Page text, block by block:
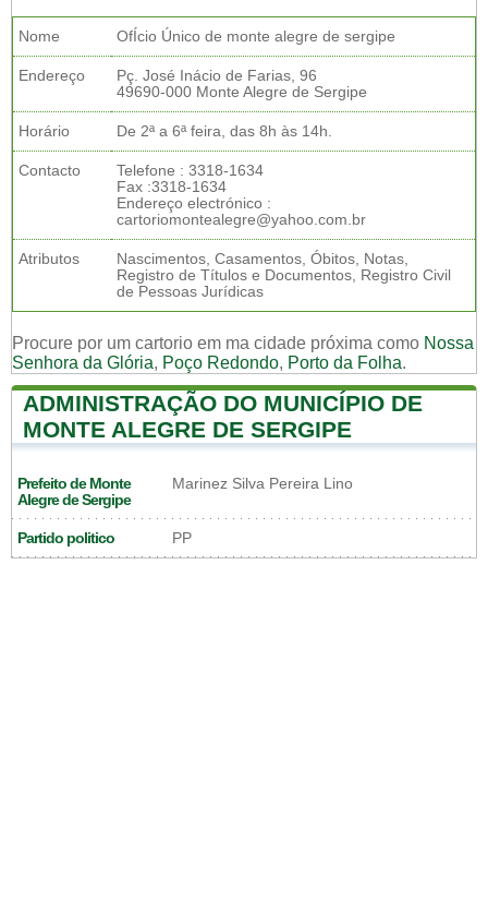
Nome OfÍcio Único de monte alegre de sergipe
Endereço
Pç. José Inácio de Farias, 96
49690-000 Monte Alegre de Sergipe
Horário De 2ª a 6ª feira, das 8h às 14h.
Contacto
Telefone : 3318-1634
Fax :3318-1634
Endereço electrónico :
cartoriomontealegre@yahoo.com.br
Atributos
Nascimentos, Casamentos, Óbitos, Notas,
Registro de Títulos e Documentos, Registro Civil
de Pessoas Jurídicas
Procure por um cartorio em ma cidade próxima como Nossa
Senhora da Glória, Poço Redondo, Porto da Folha.
ADMINISTRAÇÃO DO MUNICÍPIO DE
MONTE ALEGRE DE SERGIPE
Prefeito de Monte
Alegre de Sergipe
Marinez Silva Pereira Lino
Partido politico PP